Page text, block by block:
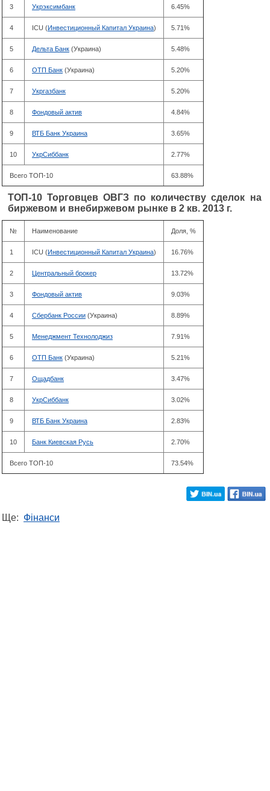
3 Укрэксимбанк 6.45%
4 ICU (Инвестиционный Капитал Украина) 5.71%
5 Дельта Банк (Украина) 5.48%
6 ОТП Банк (Украина) 5.20%
7 Укргазбанк 5.20%
8 Фондовый актив 4.84%
9 ВТБ Банк Украина 3.65%
10 УкрСиббанк 2.77%
Всего ТОП-10 63.88%
ТОП-10 Торговцев ОВГЗ по количеству сделок на
биржевом и внебиржевом рынке в 2 кв. 2013 г.
№ Наименование Доля, %
1 ICU (Инвестиционный Капитал Украина) 16.76%
2 Центральный брокер 13.72%
3 Фондовый актив 9.03%
4 Сбербанк России (Украина) 8.89%
5 Менеджмент Технолоджиз 7.91%
6 ОТП Банк (Украина) 5.21%
7 Ощадбанк 3.47%
8 УкрСиббанк 3.02%
9 ВТБ Банк Украина 2.83%
10 Банк Киевская Русь 2.70%
Всего ТОП-10 73.54%
Ще: Фінанси